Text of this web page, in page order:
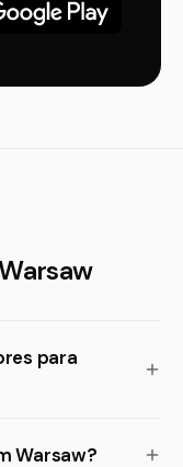
para
Warsaw?